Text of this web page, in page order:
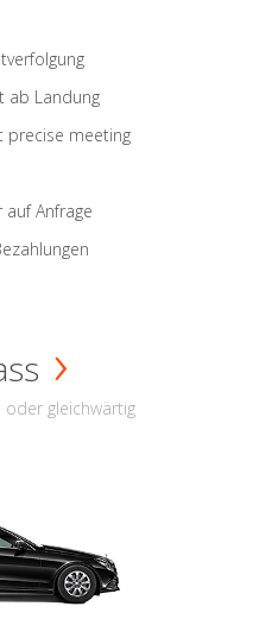
ab Landung
precise meeting
Anfrage
oder gleichwärtig